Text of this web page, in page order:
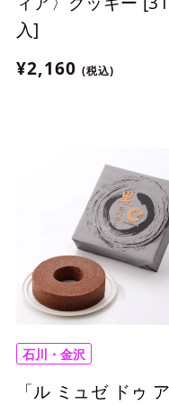
入]
¥2,160 (税込)
石川・金沢
「ル ミュゼ ドゥ